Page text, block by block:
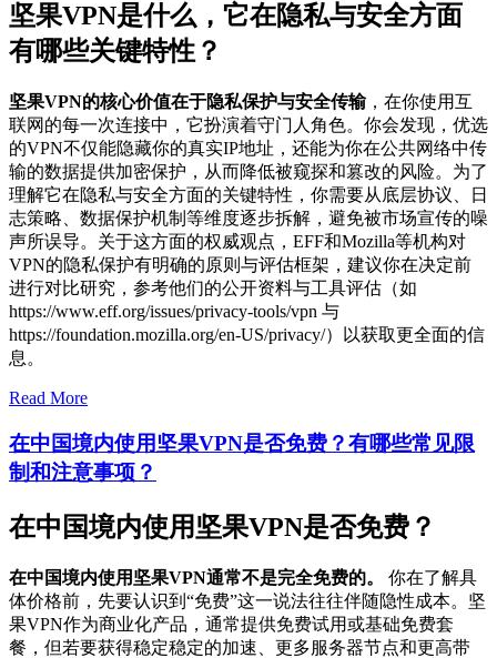
坚果VPN是什么，它在隐私与安全方面
有哪些关键特性？
坚果VPN的核心价值在于隐私保护与安全传输，在你使用互
联网的每一次连接中，它扮演着守门人角色。你会发现，优选
的VPN不仅能隐藏你的真实IP地址，还能为你在公共网络中传
输的数据提供加密保护，从而降低被窥探和篡改的风险。为了
理解它在隐私与安全方面的关键特性，你需要从底层协议、日
志策略、数据保护机制等维度逐步拆解，避免被市场宣传的噪
声所误导。关于这方面的权威观点，EFF和Mozilla等机构对
VPN的隐私保护有明确的原则与评估框架，建议你在决定前
进行对比研究，参考他们的公开资料与工具评估（如
https://www.eff.org/issues/privacy-tools/vpn 与
https://foundation.mozilla.org/en-US/privacy/）以获取更全面的信
息。
Read More
在中国境内使用坚果VPN是否免费？有哪些常见限
制和注意事项？
在中国境内使用坚果VPN是否免费？
在中国境内使用坚果VPN通常不是完全免费的。
你在了解具
体价格前，先要认识到“免费”这一说法往往伴随隐性成本。坚
果VPN作为商业化产品，通常提供免费试用或基础免费套
餐，但若要获得稳定稳定的加速、更多服务器节点和更高带